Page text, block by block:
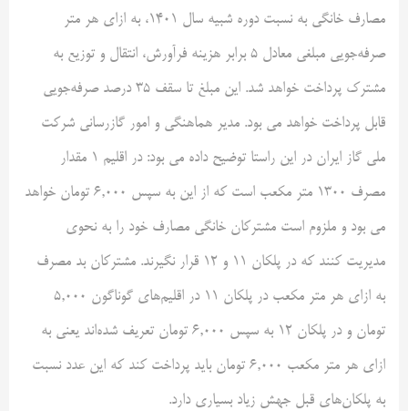
مصارف خانگی به نسبت دوره شبیه سال ۱۴۰۱، به ازای هر متر
صرفه‌جویی مبلغی معادل ۵ برابر هزینه فرآورش، انتقال و توزیع به
مشترک پرداخت خواهد شد. این مبلغ تا سقف ۳۵ درصد صرفه‌جویی
قابل پرداخت خواهد می بود. مدیر هماهنگی و امور گازرسانی شرکت
ملی گاز ایران در این راستا توضیح داده می بود: در اقلیم ۱ مقدار
مصرف ۱۳۰۰ متر مکعب است که از این به سپس ۶,۰۰۰ تومان خواهد
می بود و ملزوم است مشترکان خانگی مصارف خود را به نحوی
مدیریت کنند که در پلکان ۱۱ و ۱۲ قرار نگیرند. مشترکان بد مصرف
به ازای هر متر مکعب در پلکان ۱۱ در اقلیم‌های گوناگون ۵,۰۰۰
تومان و در پلکان ۱۲ به سپس ۶,۰۰۰ تومان تعریف شده‌اند یعنی به
ازای هر متر مکعب ۶,۰۰۰ تومان باید پرداخت کند که این عدد نسبت
به پلکان‌های قبل جهش زیاد بسیاری دارد.